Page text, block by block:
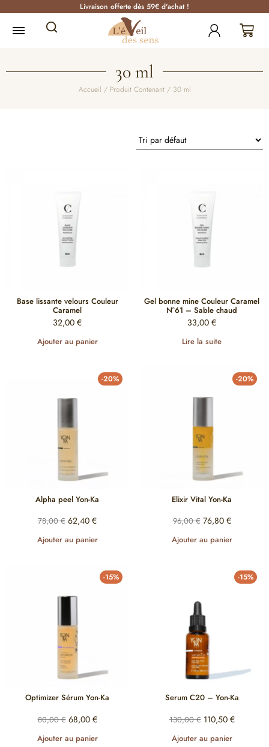
Livraison offerte dès 59€ d'achat !
30 ml
Accueil / Produit Contenant / 30 ml
Base lissante velours Couleur
Caramel
32,00 €
Ajouter au panier
Gel bonne mine Couleur Caramel
N°61 – Sable chaud
33,00 €
Lire la suite
-20%
Alpha peel Yon-Ka
78,00€ 62,40 €
Ajouter au panier
-20%
Elixir Vital Yon-Ka
96,00€ 76,80 €
Ajouter au panier
-15%
Optimizer Sérum Yon-Ka
80,00€ 68,00 €
Ajouter au panier
-15%
Serum C20 – Yon-Ka
130,00€ 110,50 €
Ajouter au panier